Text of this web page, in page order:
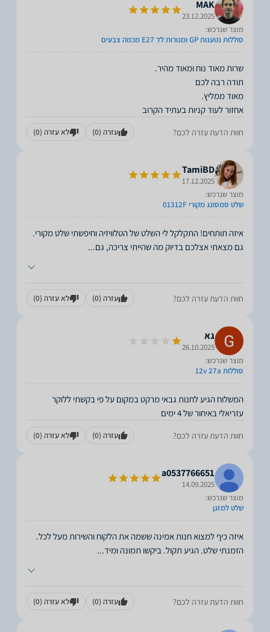
MAK
23.12.2025
מוצר שנרכש:
סוללות נטענות GP ומנורות לד E27 מכמה צבעים
אחזור לעוד קניות בעתיד הקרוב
חוות הדעת עזרה לכם? עזרה (0) לא עזרה (0)
TamiBD
17.12.2025
מוצר שנרכש:
שלט סמסונג מקורי 01312F
איזה תותחים! התקלקל לי השלט של הטלוויזיה וחיפשתי שלט מקורי.
גם מצאתי אצלכם בדיוק מה שהייתי צריכה, גם...
חוות הדעת עזרה לכם? עזרה (0) לא עזרה (0)
גא
26.10.2025
מוצר שנרכש:
סוללות 12v 27a
המשלוח הגיע לחנות גבאי מרקט במקום על פי בקשתי ללוקר
עזריאלי באיחור של 4 ימים
חוות הדעת עזרה לכם? עזרה (0) לא עזרה (0)
a0537766651
14.09.2025
מוצר שנרכש:
שלט למזגן
איזה כיף למצוא חנות אמינה ששמה את הלקוח והשירות מעל לכל.
הזמנתי שלט. הגיע תקול. ביקשו תמונה ומיד...
חוות הדעת עזרה לכם? עזרה (0) לא עזרה (0)